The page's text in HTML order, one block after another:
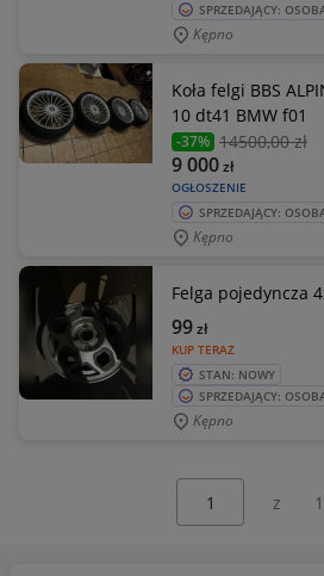
SPRZEDAJĄCY:
Kępno
Koła felgi BBS
10 dt41 BMW f01
-37% 14500,00 zł
OGŁOSZENIE
9 000zł
SPRZEDAJĄCY:
Kępno
Felga pojedyncza
KUP TERAZ
99zł
STAN: NOWY
SPRZEDAJĄCY:
Kępno
z 1